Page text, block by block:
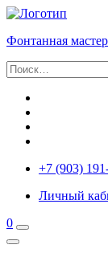
Фонтанная
+7 (903)
Личный
0